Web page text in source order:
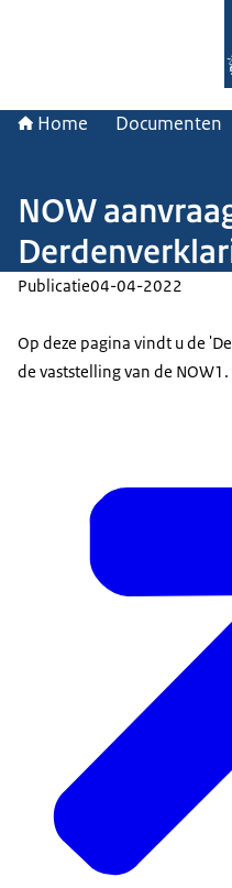
Home Documenten
NOW
Publicatie04-04-2022
Op deze pagina vindt u de
de vaststelling van de NOW1.